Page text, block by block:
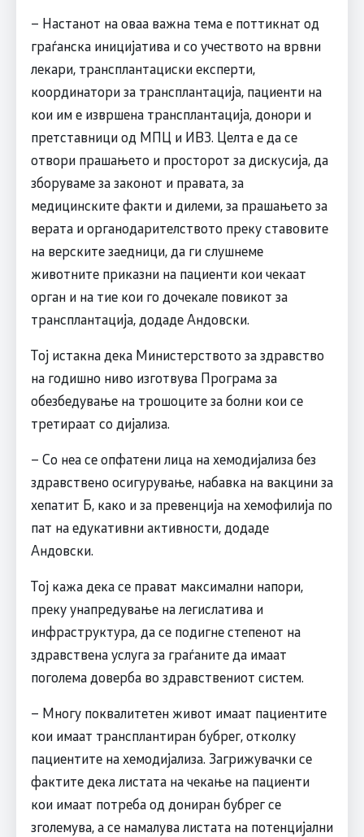
– Настанот на оваа важна тема е поттикнат од
граѓанска иницијатива и со учеството на врвни
лекари, трансплантациски експерти,
координатори за трансплантација, пациенти на
кои им е извршена трансплантација, донори и
претставници од МПЦ и ИВЗ. Целта е да се
отвори прашањето и просторот за дискусија, да
зборуваме за законот и правата, за
медицинските факти и дилеми, за прашањето за
верата и органодарителството преку ставовите
на верските заедници, да ги слушнеме
животните приказни на пациенти кои чекаат
орган и на тие кои го дочекале повикот за
трансплантација, додаде Андовски.
Тој истакна дека Министерството за здравство
на годишно ниво изготвува Програма за
обезбедување на трошоците за болни кои се
третираат со дијализа.
– Со неа се опфатени лица на хемодијализа без
здравствено осигурување, набавка на вакцини за
хепатит Б, како и за превенција на хемофилија по
пат на едукативни активности, додаде
Андовски.
Тој кажа дека се прават максимални напори,
преку унапредување на легислатива и
инфраструктура, да се подигне степенот на
здравствена услуга за граѓаните да имаат
поголема доверба во здравствениот систем.
– Многу поквалитетен живот имаат пациентите
кои имаат трансплантиран бубрег, отколку
пациентите на хемодијализа. Загрижувачки се
фактите дека листата на чекање на пациенти
кои имаат потреба од дониран бубрег се
зголемува, а се намалува листата на потенцијални